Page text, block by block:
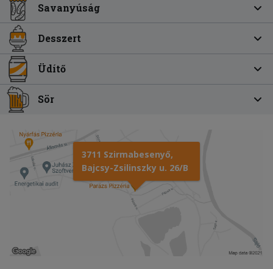
Savanyúság
Desszert
Üdítő
Sör
3711 Szirmabesenyő,
Bajcsy-Zsilinszky u. 26/B